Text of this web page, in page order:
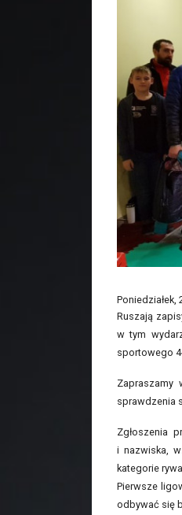
Poniedziałek,
Ruszają
w tym
sportowego
sprawdzenia
Zgłoszenia
i nazwiska,
kategorie
Pierwsze
odbywać się